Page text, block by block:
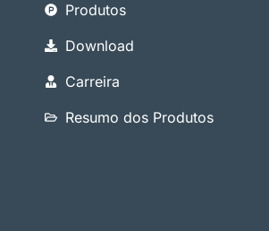
Produtos
Download
Carreira
Resumo dos Produtos